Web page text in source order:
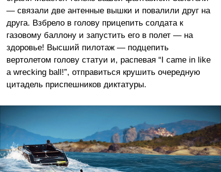
— связали две антенные вышки и повалили друг на
друга. Взбрело в голову прицепить солдата к
газовому баллону и запустить его в полет — на
здоровье! Высший пилотаж — подцепить
вертолетом голову статуи и, распевая “I came in like
a wrecking ball!”, отправиться крушить очередную
цитадель приспешников диктатуры.